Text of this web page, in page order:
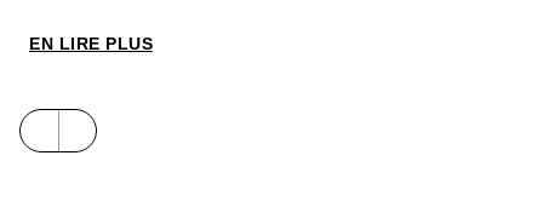
EN LIRE PLUS